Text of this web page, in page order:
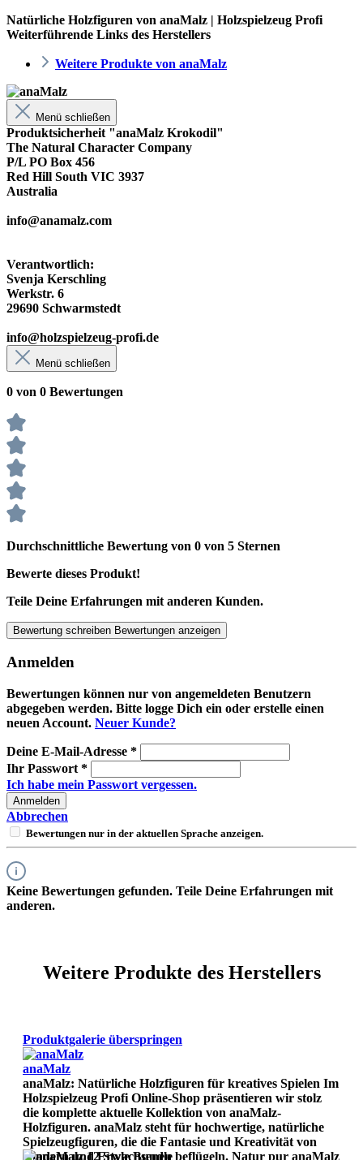
Natürliche Holzfiguren von anaMalz | Holzspielzeug Profi
Weiterführende Links des Herstellers
Weitere Produkte von anaMalz
Menü schließen
Produktsicherheit "anaMalz Krokodil"
The Natural Character Company
P/L PO Box 456
Red Hill South VIC 3937
Australia
info@anamalz.com
Verantwortlich:
Svenja Kerschling
Werkstr. 6
29690 Schwarmstedt
info@holzspielzeug-profi.de
Menü schließen
0 von 0 Bewertungen
Durchschnittliche Bewertung von 0 von 5 Sternen
Bewerte dieses Produkt!
Teile Deine Erfahrungen mit anderen Kunden.
Bewertung schreiben Bewertungen anzeigen
Anmelden
Bewertungen können nur von angemeldeten Benutzern
abgegeben werden. Bitte logge Dich ein oder erstelle einen
neuen Account. Neuer Kunde?
Deine E-Mail-Adresse *
Ihr Passwort *
Ich habe mein Passwort vergessen.
Anmelden
Abbrechen
Bewertungen nur in der aktuellen Sprache anzeigen.
Keine Bewertungen gefunden. Teile Deine Erfahrungen mit
anderen.
Weitere Produkte des Herstellers
Produktgalerie überspringen
anaMalz
anaMalz: Natürliche Holzfiguren für kreatives Spielen Im
Holzspielzeug Profi Online-Shop präsentieren wir stolz
die komplette aktuelle Kollektion von anaMalz-
Holzfiguren. anaMalz steht für hochwertige, natürliche
Spielzeugfiguren, die die Fantasie und Kreativität von
Kindern und Erwachsenen beflügeln. Natur pur anaMalz